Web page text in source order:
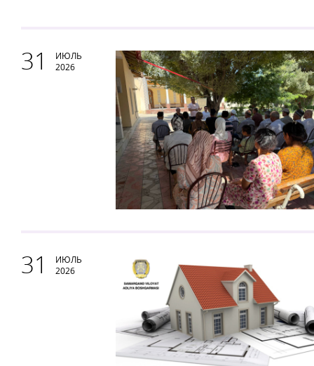
31
ИЮЛЬ
2026
31
ИЮЛЬ
2026